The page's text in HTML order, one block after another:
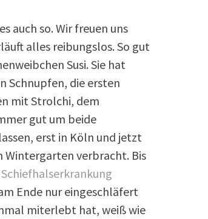
auch so. Wir freuen uns
alles reibungslos. So gut
Susi. Sie hat
Schnupfen, die ersten
mit Strolchi, dem
gut um beide
erst in Köln und jetzt
Wintergarten verbracht. Bis
Schiefhalserkrankung
Ende nur eingeschläfert
miterlebt hat, weiß wie